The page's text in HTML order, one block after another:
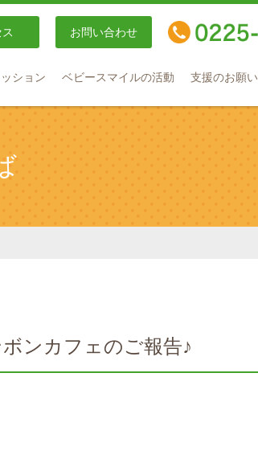
お問い合わせ
ション ベビースマイルの活動 支援のお願い
ンカフェのご報告♪